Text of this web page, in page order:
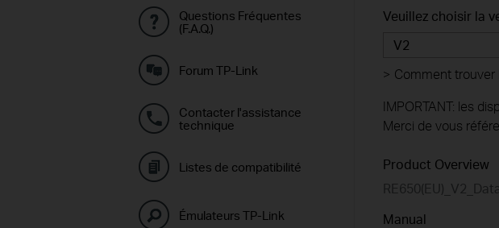
Questions Fréquentes
(F.A.Q.)
Forum TP-Link
Contacter l'assistance
technique
Listes de compatibilité
Émulateurs TP-Link
Veuillez choisir la
V2
> Comment trouver
IMPORTANT: les
Merci de vous
Product Overview
Manual